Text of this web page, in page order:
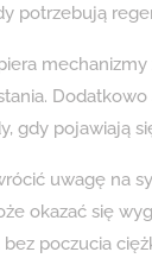
potrzebują
gdy pojawiają
uwagę na
okazać się
poczucia